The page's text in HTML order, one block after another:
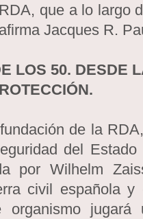
que a lo largo
Jacques R.
LOS 50. DESDE
de la
del
por Wilhelm
civil española
organismo